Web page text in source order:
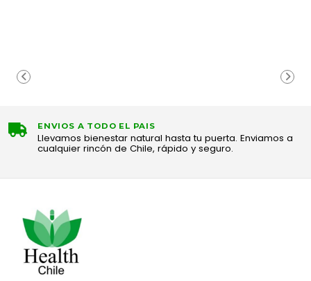
ENVIOS A TODO EL PAIS
Llevamos bienestar natural hasta tu puerta. Enviamos a
cualquier rincón de Chile, rápido y seguro.